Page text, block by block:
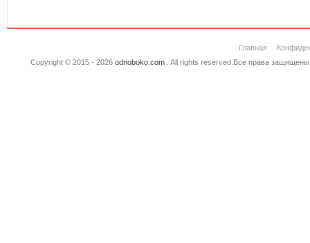
Главная
Copyright © 2015 - 2026 odnoboko.com. All rights reserved.Все права защищены.